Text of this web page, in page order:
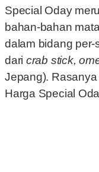
Special Oday
bahan-bahan
dalam bidang
dari crab stick,
Jepang).
Harga Special